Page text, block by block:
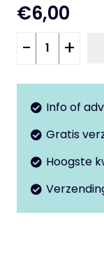
€6,00
Trekker
vliegwiel
PK50
automaat
- +
Info of
Gratis
Hoogste